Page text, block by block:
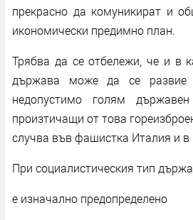
прекрасно да комуникират и
икономически предимно план.
Трябва да се отбележи, че и в
държава може да се развие
недопустимо голям
произтичащи от това
случва във фашистка Италия и в
При социалистическия тип
е изначално предопределено